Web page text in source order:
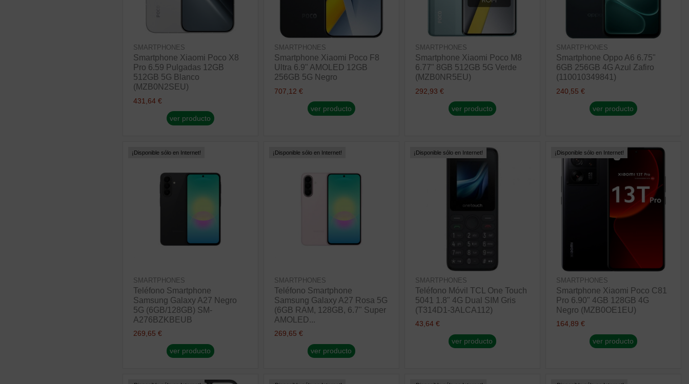
SMARTPHONES
Smartphone Xiaomi Poco X8
Pro 6.59 Pulgadas 12GB
512GB 5G Blanco
(MZB0N2SEU)
431,64 €
ver producto
SMARTPHONES
Smartphone Xiaomi Poco F8
Ultra 6.9" AMOLED 12GB
256GB 5G Negro
707,12 €
ver producto
SMARTPHONES
Smartphone Xiaomi Poco M8
6.77" 8GB 512GB 5G Verde
(MZB0NR5EU)
292,93 €
ver producto
SMARTPHONES
Smartphone Oppo A6 6.75"
6GB 256GB 4G Azul Zafiro
(110010349841)
240,55 €
ver producto
¡Disponible sólo en Internet!
SMARTPHONES
Teléfono Smartphone
Samsung Galaxy A27 Negro
5G (6GB/128GB) SM-
A276BZKBEUB
269,65 €
ver producto
¡Disponible sólo en Internet!
SMARTPHONES
Teléfono Smartphone
Samsung Galaxy A27 Rosa 5G
(6GB RAM, 128GB, 6.7" Super
AMOLED...
269,65 €
ver producto
¡Disponible sólo en Internet!
SMARTPHONES
Teléfono Móvil TCL One Touch
5041 1.8" 4G Dual SIM Gris
(T314D1-3ALCA112)
43,64 €
ver producto
¡Disponible sólo en Internet!
SMARTPHONES
Smartphone Xiaomi Poco C81
Pro 6.90" 4GB 128GB 4G
Negro (MZB0OE1EU)
164,89 €
ver producto